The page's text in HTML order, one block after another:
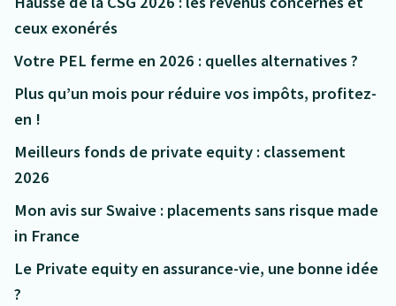
ceux exonérés
Votre PEL ferme en 2026 : quelles alternatives ?
Plus qu’un mois pour réduire vos impôts, profitez-
en !
Meilleurs fonds de private equity : classement
2026
Mon avis sur Swaive : placements sans risque made
in France
Le Private equity en assurance-vie, une bonne idée
?